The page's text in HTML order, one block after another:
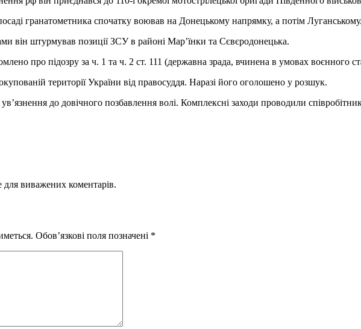
гранатометника спочатку воював на Донецькому напрямку, а потім Луганському.
він штурмував позиції ЗСУ в районі Мар’їнки та Сєвєродонецька.
про підозру за ч. 1 та ч. 2 ст. 111 (державна зрада, вчинена в умовах воєнного
території України від правосуддя. Наразі його оголошено у розшук.
до довічного позбавлення волі. Комплексні заходи проводили
виважених коментарів.
Обов’язкові поля позначені *